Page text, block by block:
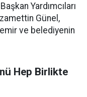
Yardımcıları
Günel,
ve belediyenin
Hep Birlikte